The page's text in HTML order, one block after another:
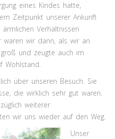
eines Kindes hatte,
Zeitpunkt unserer Ankunft
Verhältnissen
waren wir dann, als wir an
und zeugte auch im
Wohlstand.
über unseren Besuch. Sie
die wirklich sehr gut waren.
weiterer
wir uns wieder auf den Weg.
Unser